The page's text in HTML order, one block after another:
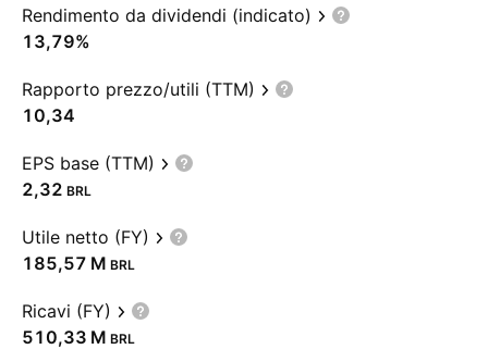
Rendimento da dividendi (indicato)
13,79%
Rapporto prezzo/utili (TTM)
10,34
EPS base (TTM)
2,32 BRL
Utile netto (FY)
‪185,57 M‬ BRL
Ricavi (FY)
‪510,33 M‬ BRL